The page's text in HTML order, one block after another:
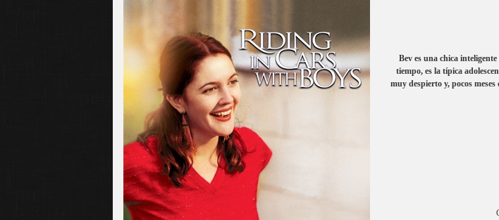
Bev es una chica
tiempo, es la típica
muy despierto y, pocos